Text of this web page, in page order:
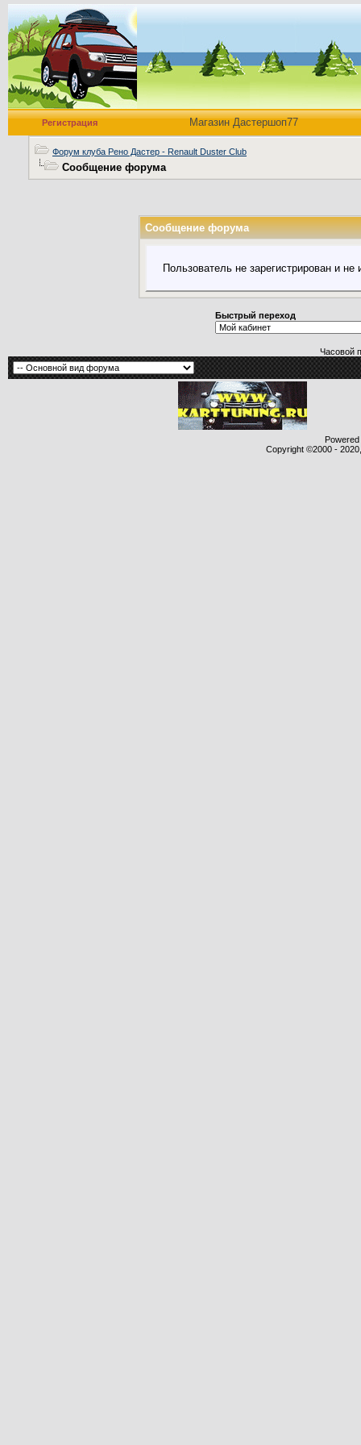
Регистрация Магазин Дастершоп77
Форум клуба Рено Дастер - Renault Duster Club
Сообщение форума
Сообщение форума
Пользователь не зарегистрирован и
Быстрый переход
Часовой
Copyright ©2000 -